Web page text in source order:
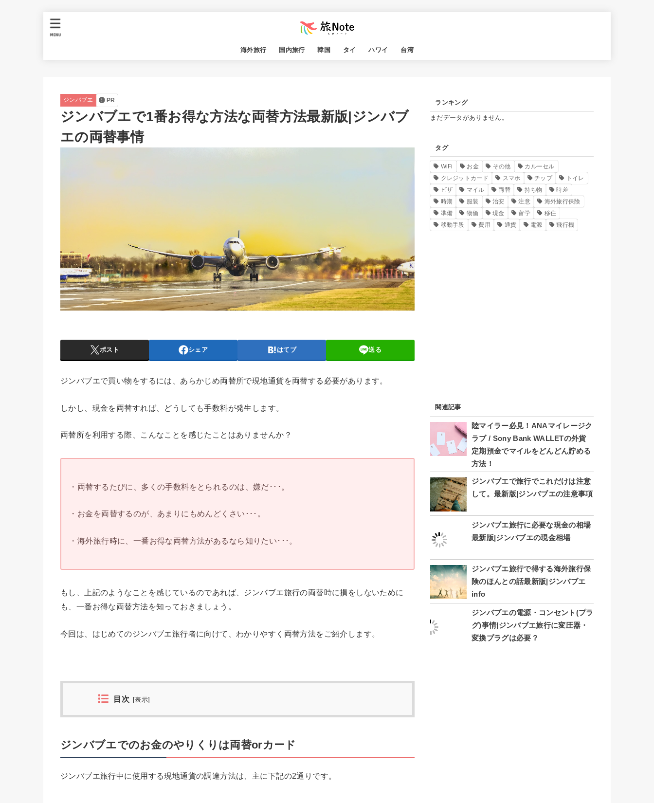
海外旅行 国内旅行 韓国 タイ ハワイ 台湾
MENU
ジンバブエ PR
ジンバブエで1番お得な方法な両替方法最新版|ジンバブ
エの両替事情
ポスト シェア はてブ 送る
ジンバブエで買い物をするには、あらかじめ両替所で現地通貨を両替する必要があります。
しかし、現金を両替すれば、どうしても手数料が発生します。
両替所を利用する際、こんなことを感じたことはありませんか？
・両替するたびに、多くの手数料をとられるのは、嫌だ･･･。
・お金を両替するのが、あまりにもめんどくさい･･･。
・海外旅行時に、一番お得な両替方法があるなら知りたい･･･。
もし、上記のようなことを感じているのであれば、ジンバブエ旅行の両替時に損をしないために
も、一番お得な両替方法を知っておきましょう。
今回は、はじめてのジンバブエ旅行者に向けて、わかりやすく両替方法をご紹介します。
目次 [表示]
ジンバブエでのお金のやりくりは両替orカード
ジンバブエ旅行中に使用する現地通貨の調達方法は、主に下記の2通りです。
ランキング
まだデータがありません。
タグ
WiFi お金 その他
カルーセル
クレジットカード
スマホ チップ
トイレ
ビザ
マイル 両替 持ち物
時差
時期
服装 治安 注意
海外旅行保険
準備
物価 現金 留学
移住
移動手段
費用 通貨 電源 飛行機
関連記事
陸マイラー必見！ANAマイレージク
ラブ / Sony Bank WALLETの外貨
定期預金でマイルをどんどん貯める
方法！
ジンバブエで旅行でこれだけは注意
して。最新版|ジンバブエの注意事項
ジンバブエ旅行に必要な現金の相場
最新版|ジンバブエの現金相場
ジンバブエ旅行で得する海外旅行保
険のほんとの話最新版|ジンバブエ
info
ジンバブエの電源・コンセント(プラ
グ)事情|ジンバブエ旅行に変圧器・
変換プラグは必要？